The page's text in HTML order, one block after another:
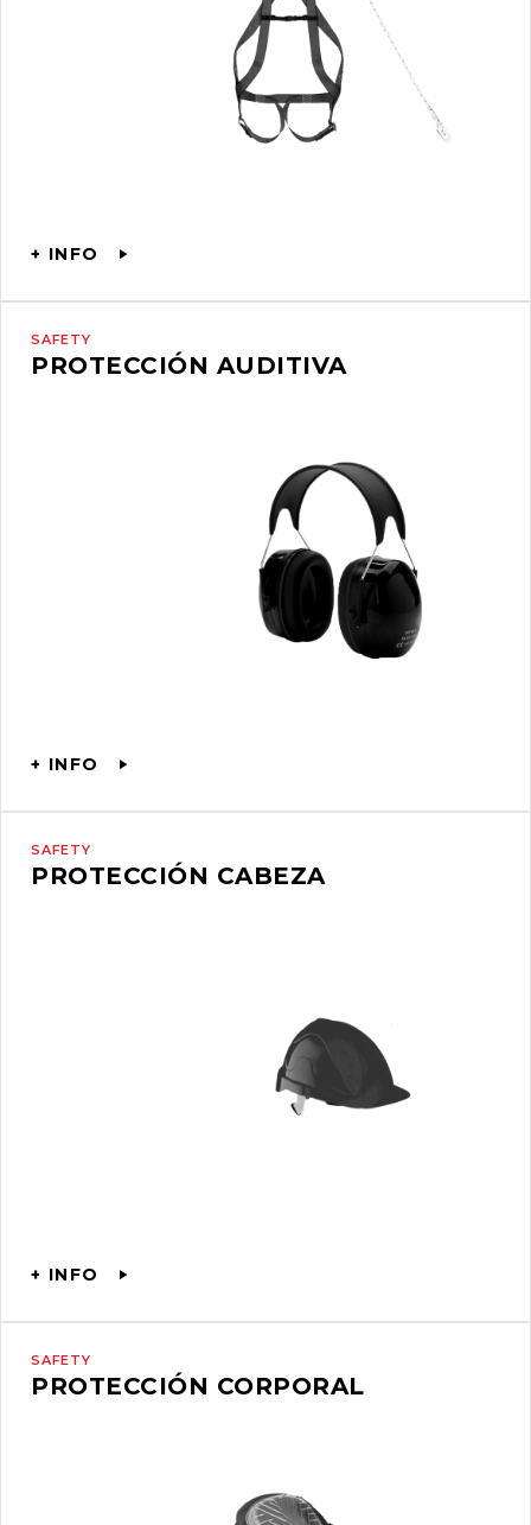
+ INFO
SAFETY
PROTECCIÓN AUDITIVA
+ INFO
SAFETY
PROTECCIÓN CABEZA
+ INFO
SAFETY
PROTECCIÓN CORPORAL